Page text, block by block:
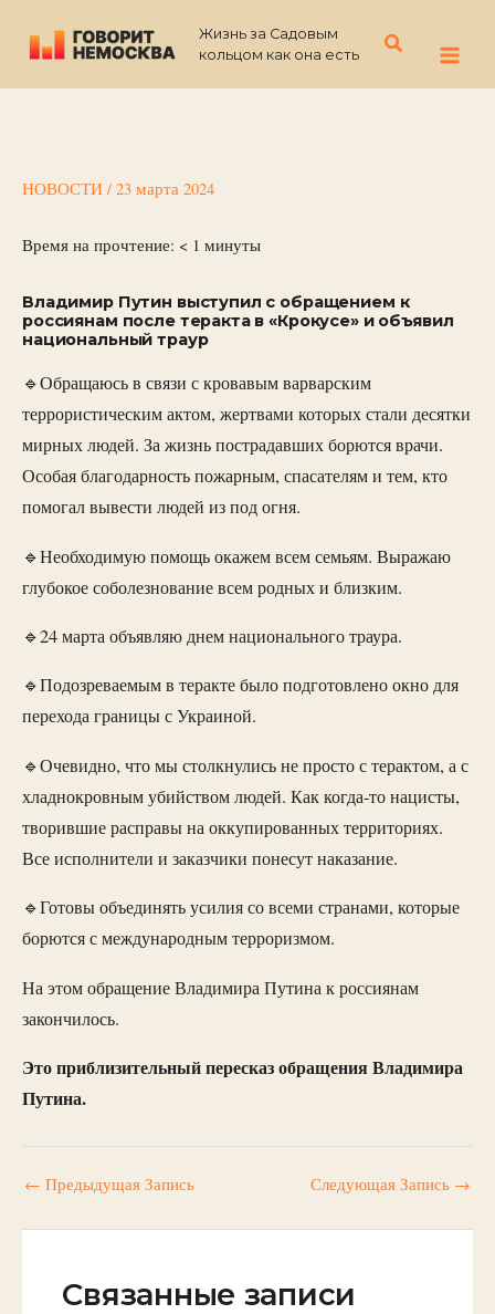
содержимому
Жизнь за Садовым
кольцом как она есть
Поиск
НОВОСТИ / 23 марта 2024
Время на прочтение: < 1 минуты
Владимир Путин выступил с обращением к
россиянам после теракта в «Крокусе» и объявил
национальный траур
🔹Обращаюсь в связи с кровавым варварским
террористическим актом, жертвами которых стали десятки
мирных людей. За жизнь пострадавших борются врачи.
Особая благодарность пожарным, спасателям и тем, кто
помогал вывести людей из под огня.
🔹Необходимую помощь окажем всем семьям. Выражаю
глубокое соболезнование всем родных и близким.
🔹24 марта объявляю днем национального траура.
🔹Подозреваемым в теракте было подготовлено окно для
перехода границы с Украиной.
🔹Очевидно, что мы столкнулись не просто с терактом, а с
хладнокровным убийством людей. Как когда-то нацисты,
творившие расправы на оккупированных территориях.
Все исполнители и заказчики понесут наказание.
🔹Готовы объединять усилия со всеми странами, которые
борются с международным терроризмом.
На этом обращение Владимира Путина к россиянам
закончилось.
Это приблизительный пересказ обращения Владимира
Путина.
← Предыдущая Запись Следующая Запись →
Связанные записи